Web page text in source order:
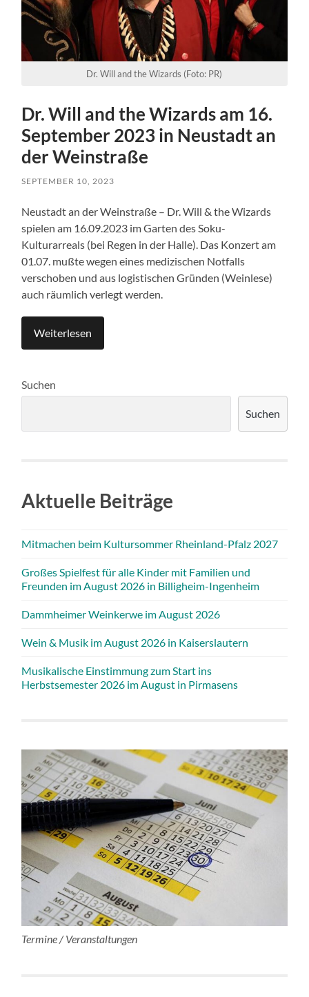
Dr. Will and the Wizards (Foto: PR)
Dr. Will and the Wizards am 16.
September 2023 in Neustadt an
der Weinstraße
SEPTEMBER 10, 2023
Neustadt an der Weinstraße – Dr. Will & the Wizards
spielen am 16.09.2023 im Garten des Soku-
Kulturarreals (bei Regen in der Halle). Das Konzert am
01.07. mußte wegen eines medizischen Notfalls
verschoben und aus logistischen Gründen (Weinlese)
auch räumlich verlegt werden.
Weiterlesen
Suchen
Suchen
Aktuelle Beiträge
Mitmachen beim Kultursommer Rheinland-Pfalz 2027
Großes Spielfest für alle Kinder mit Familien und
Freunden im August 2026 in Billigheim-Ingenheim
Dammheimer Weinkerwe im August 2026
Wein & Musik im August 2026 in Kaiserslautern
Musikalische Einstimmung zum Start ins
Herbstsemester 2026 im August in Pirmasens
Termine / Veranstaltungen